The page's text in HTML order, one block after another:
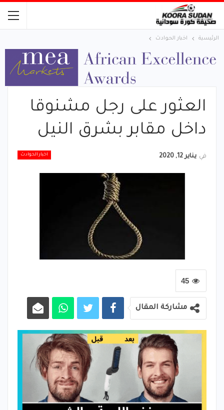
الرئيسية اخبار الحوادث
العثور على رجل مشنوقا
داخل مقابر بشرق النيل
اخبار الحوادث في يناير 12, 2020
45
مشاركة المقال